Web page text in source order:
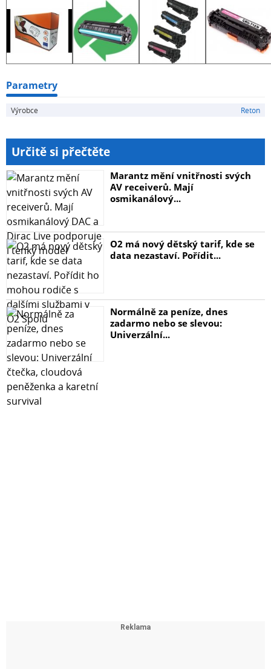
Parametry
Výrobce Reton
Určitě si přečtěte
Marantz mění vnitřnosti svých
AV receiverů. Mají
osmikanálový...
O2 má nový dětský tarif, kde se
data nezastaví. Pořídit...
Normálně za peníze, dnes
zadarmo nebo se slevou:
Univerzální...